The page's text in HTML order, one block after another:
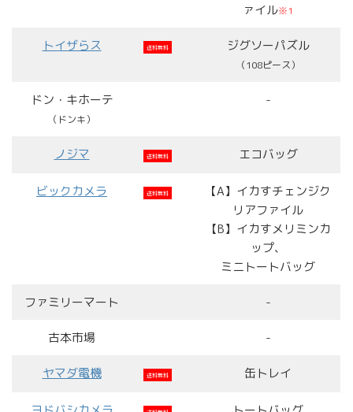
ァイル※1
トイザらス 送料無料 ジグソーパズル
（108ピース）
ドン・キホーテ
（ドンキ）
-
ノジマ 送料無料 エコバッグ
ビックカメラ 送料無料
【A】イカすチェンジク
リアファイル
【B】イカすメリミンカ
ップ、
ミニトートバッグ
ファミリーマート -
古本市場 -
ヤマダ電機 送料無料 缶トレイ